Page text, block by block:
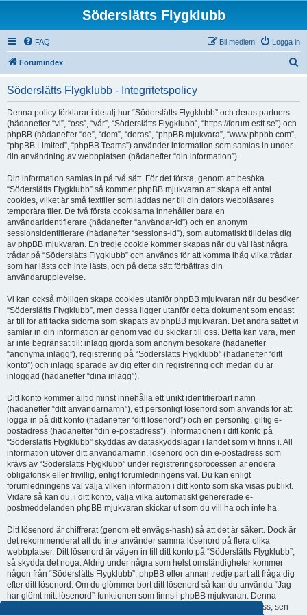
Söderslätts Flygklubb
FAQ Logga in
Bli medlem
Forumindex
Söderslätts Flygklubb - Integritetspolicy
Denna policy förklarar i detalj hur “Söderslätts Flygklubb” och deras partners
(hädanefter “vi”, “oss”, “vår”, “Söderslätts Flygklubb”, “https://forum.estt.se”) och
phpBB (hädanefter “de”, “dem”, “deras”, “phpBB mjukvara”, “www.phpbb.com”,
“phpBB Limited”, “phpBB Teams”) använder information som samlas in under
din användning av webbplatsen (hädanefter “din information”).
Din information samlas in på två sätt. För det första, genom att besöka
“Söderslätts Flygklubb” så kommer phpBB mjukvaran att skapa ett antal
cookies, vilket är små textfiler som laddas ner till din dators webbläsares
temporära filer. De två första cookisarna innehåller bara en
användaridentifierare (hädanefter “användar-id”) och en anonym
sessionsidentifierare (hädanefter “sessions-id”), som automatiskt tilldelas dig
av phpBB mjukvaran. En tredje cookie kommer skapas när du väl läst några
trådar på “Söderslätts Flygklubb” och används för att komma ihåg vilka trådar
som har lästs och inte lästs, och på detta sätt förbättras din
användarupplevelse.
Vi kan också möjligen skapa cookies utanför phpBB mjukvaran när du besöker
“Söderslätts Flygklubb”, men dessa ligger utanför detta dokument som endast
är till för att täcka sidorna som skapats av phpBB mjukvaran. Det andra sättet vi
samlar in din information är genom vad du skickar till oss. Detta kan vara, men
är inte begränsat till: inlägg gjorda som anonym besökare (hädanefter
“anonyma inlägg”), registrering på “Söderslätts Flygklubb” (hädanefter “ditt
konto”) och inlägg sparade av dig efter din registrering och medan du är
inloggad (hädanefter “dina inlägg”).
Ditt konto kommer alltid minst innehålla ett unikt identifierbart namn
(hädanefter “ditt användarnamn”), ett personligt lösenord som används för att
logga in på ditt konto (hädanefter “ditt lösenord”) och en personlig, giltig e-
postadress (hädanefter “din e-postadress”). Informationen i ditt konto på
“Söderslätts Flygklubb” skyddas av dataskyddslagar i landet som vi finns i. All
information utöver ditt användarnamn, lösenord och din e-postadress som
krävs av “Söderslätts Flygklubb” under registreringsprocessen är endera
obligatorisk eller frivillig, enligt forumledningens val. Du kan enligt
forumledningens val välja vilken information i ditt konto som ska visas publikt.
Vidare så kan du, i ditt konto, välja vilka automatiskt genererade e-
postmeddelanden phpBB mjukvaran skickar ut som du vill ha och inte ha.
Ditt lösenord är chiffrerat (genom ett envägs-hash) så att det är säkert. Dock är
det rekommenderat att du inte använder samma lösenord på flera olika
webbplatser. Ditt lösenord är vägen in till ditt konto på “Söderslätts Flygklubb”,
så skydda det noga. Aldrig under några som helst omständigheter kommer
någon från “Söderslätts Flygklubb”, phpBB eller annan tredje part att fråga dig
efter ditt lösenord. Om du glömmer bort ditt lösenord så kan du använda “Jag
har glömt mitt lösenord”-funktionen som finns i phpBB mjukvaran. Denna
process kommer att be dig om ditt användarnamn och din e-postadress, sen